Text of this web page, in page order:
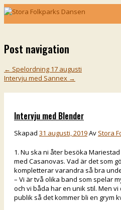
Post navigation
← Spelordning 17 augusti
Intervju med Sannex →
Intervju med Blender
Skapad 31 augusti, 2019Av Stora
1. Nu ska ni åter besöka
med Casanovas. Vad är det som
kompletterar varandra så bra
– Vi är två olika band som spelar
och vi båda har en unik stil. Men vi
publik så det kommer bli en grym